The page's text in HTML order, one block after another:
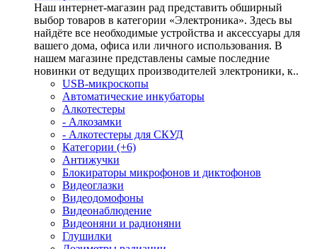
Наш интернет-магазин рад представить обширный
выбор товаров в категории «Электроника». Здесь вы
найдёте все необходимые устройства и аксессуары для
вашего дома, офиса или личного использования. В
нашем магазине представлены самые последние
новинки от ведущих производителей электроники, к..
USB-микроскопы
Автоматические инкубаторы
Алкотестеры
- Алкозамки
- Алкотестеры для СКУД
Категории (+6)
Антижучки
Блокираторы микрофонов и диктофонов
Видеоглазки
Видеодомофоны
Видеонаблюдение
Видеоняни и радионяни
Глушилки